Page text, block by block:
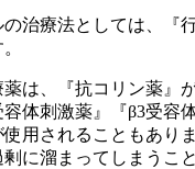
治療法としては、『
薬は、『抗コリン薬』
体刺激薬』『β3受容
用されることもあり
に溜まってしまうこ